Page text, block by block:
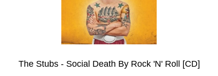
The Stubs - Social Death By Rock 'N' Roll [CD]